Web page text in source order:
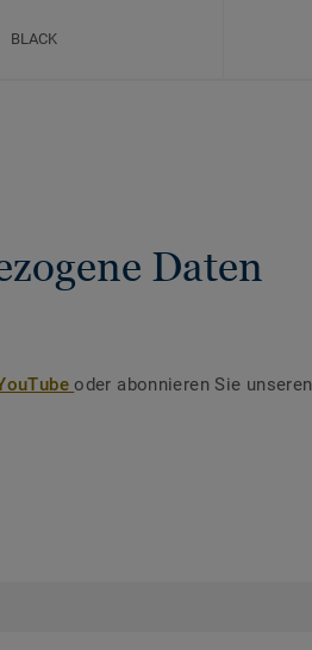
BLACK
Daten
oder abonnieren Sie unseren